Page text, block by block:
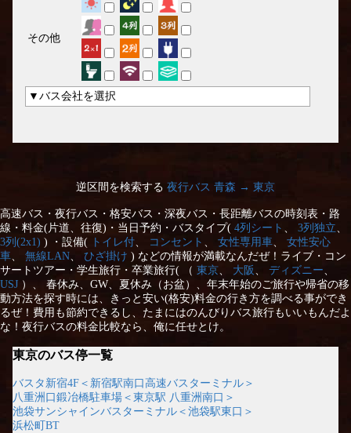
その他
▼バス会社を選択
逆区間を検索する 夜行バス 青森 → 東京
高速バス・夜行バス・格安バス・深夜バス・長距離バスの時刻表・路
線・料金(片道、往復)・当日予約・バスタイプ( 4列シート 3列独立
3列(2x1) ) ・設備( トイレ付 コンセント 女性専用車
女性安心
車
無線LAN ひざ掛け ) などの情報が満載なんだぜ！ライブ・コン
サートツアー・学生旅行・卒業旅行( （ 東京 大阪 ディズニー
USJ ）、 春休み、GW、夏休み（お盆）、年末年始のご旅行や帰省の移
動方法を探す時には、きっと安い(格安)料金の行き方を調べる事ができ
るぜ！費用も節約できるし、たまにはのんびりバス旅行もいいもんだよ
な！夜行バスの料金比較なら、俺に任せとけ。
東京のバス停一覧
バスタ新宿4F＜新宿駅南口高速バスターミナル＞
八重洲口鍛冶橋駐車場＜東京駅 八重洲南口＞
池袋サンシャインバスターミナル＜池袋駅東口＞
浜松町BT